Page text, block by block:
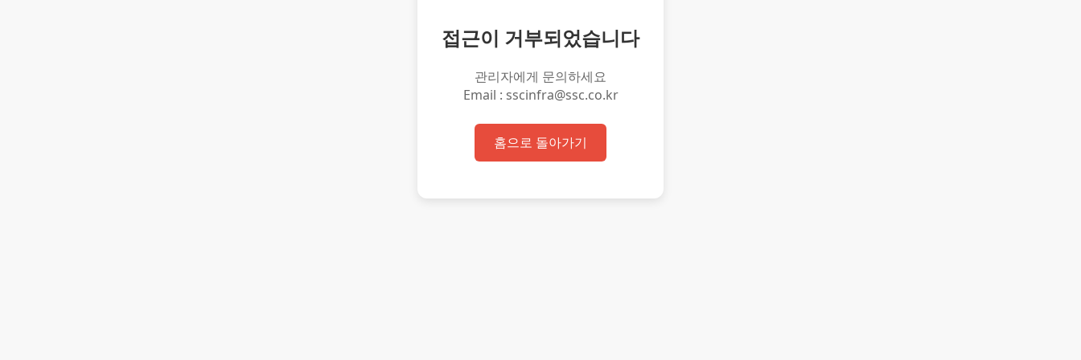
접근이 거부되었습니다
관리자에게 문의하세요
Email : sscinfra@ssc.co.kr
홈으로 돌아가기